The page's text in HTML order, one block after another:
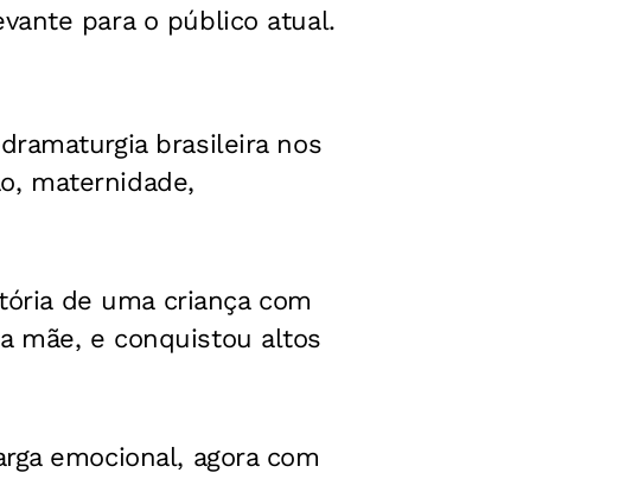
para o público atual.
brasileira nos
maternidade,
de uma criança com
mãe, e conquistou altos
emocional, agora com